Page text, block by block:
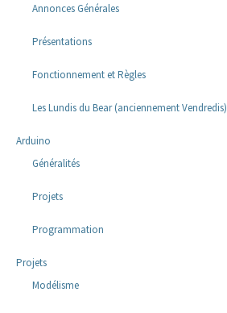
Annonces Générales
Présentations
Fonctionnement et Règles
Les Lundis du Bear (anciennement Vendredis)
Arduino
Généralités
Projets
Programmation
Projets
Modélisme